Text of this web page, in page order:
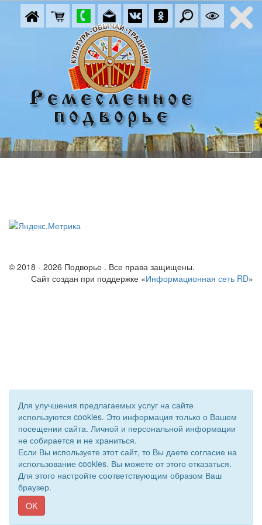
© 2018 - 2026 Подворье . Все права защищены.
Сайт создан при поддержке «Информационная сеть RD»
Для улучшения предлагаемых услуг на сайте
используются cookies. Это информация только о Вашем
посещении сайта. Личной и персональной информации
не собирается и не храниться.
Если Вы используете этот сайт, то Вы даете согласие на
использование cookies. Вы можете от этого отказаться.
Для этого настройте соответствующим образом Ваш
браузер.
OK